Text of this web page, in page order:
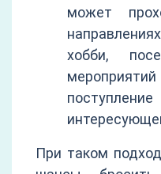
может
хобби,
При таком